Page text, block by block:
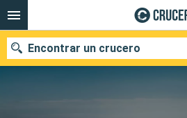
Encontrar un crucero